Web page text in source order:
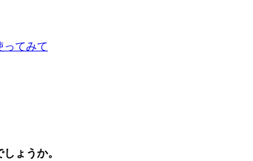
ってみて
ょうか。